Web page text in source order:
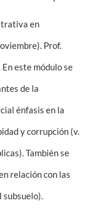
en
Prof.
este módulo se
de la
énfasis en la
y corrupción (v.
También se
relación con las
subsuelo).